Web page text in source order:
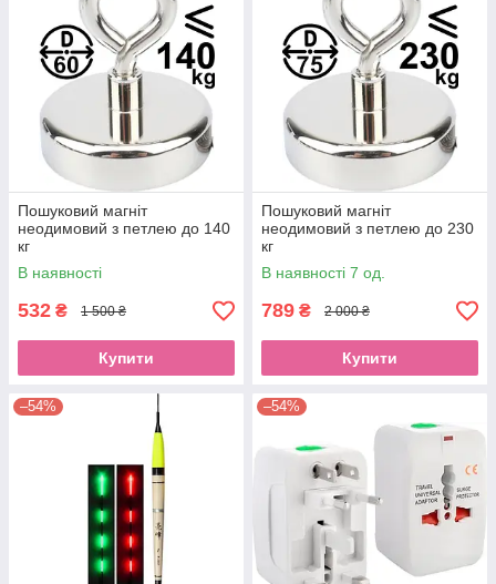
Пошуковий магніт
неодимовий з петлею до 140
кг
В наявності
532 ₴ 1 500 ₴
Купити
Пошуковий магніт
неодимовий з петлею до 230
кг
В наявності 7 од.
789 ₴ 2 000 ₴
Купити
–54% –54%